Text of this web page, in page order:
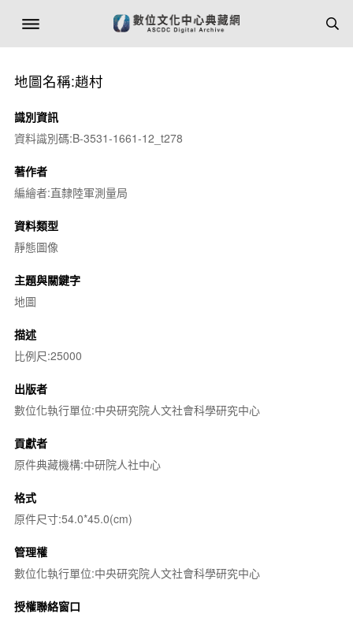
地圖名稱:趙村
識別資訊
資料識別碼:B-3531-1661-12_t278
著作者
編繪者:直隸陸軍測量局
資料類型
靜態圖像
主題與關鍵字
地圖
描述
比例尺:25000
出版者
數位化執行單位:中央研究院人文社會科學研究中心
貢獻者
原件典藏機構:中研院人社中心
格式
原件尺寸:54.0*45.0(cm)
管理權
數位化執行單位:中央研究院人文社會科學研究中心
授權聯絡窗口